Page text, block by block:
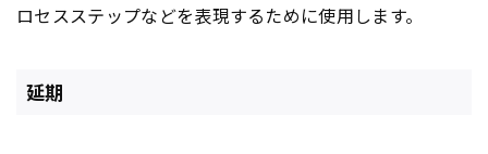
ロセスステップなどを表現するために使用します。
延期